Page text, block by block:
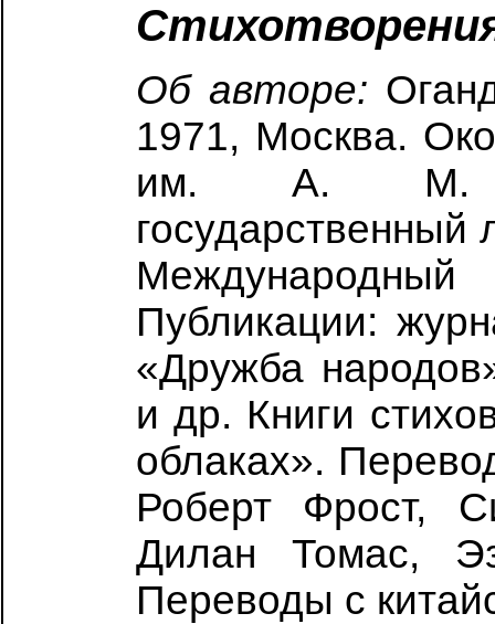
Об авторе:
1971, Москва.
им. А. М.
государственный
Международный
Публикации:
«Дружба
и др. Книги
облаках».
Роберт Фрост,
Дилан Томас,
Переводы с